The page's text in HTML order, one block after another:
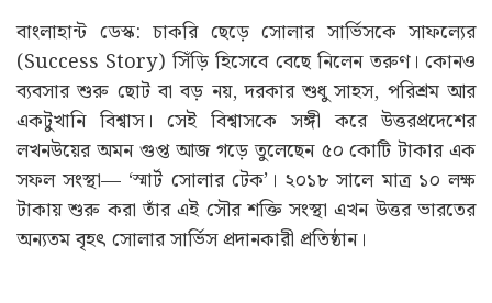
বাংলাহান্ট ডেস্ক: চাকরি ছেড়ে সোলার সার্ভিসকে সাফল্যের
(Success Story) সিঁড়ি হিসেবে বেছে নিলেন তরুণ। কোনও
ব্যবসার শুরু ছোট বা বড় নয়, দরকার শুধু সাহস, পরিশ্রম আর
একটুখানি বিশ্বাস। সেই বিশ্বাসকে সঙ্গী করে উত্তরপ্রদেশের
লখনউয়ের অমন গুপ্ত আজ গড়ে তুলেছেন ৫০ কোটি টাকার এক
সফল সংস্থা— ‘স্মার্ট সোলার টেক’। ২০১৮ সালে মাত্র ১০ লক্ষ
টাকায় শুরু করা তাঁর এই সৌর শক্তি সংস্থা এখন উত্তর ভারতের
অন্যতম বৃহৎ সোলার সার্ভিস প্রদানকারী প্রতিষ্ঠান।